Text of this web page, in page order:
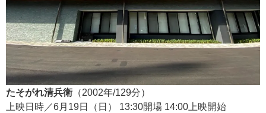
たそがれ清兵衛 （2002年/129分）
上映日時／6月19日（日） 13:30開場 14:00上映開始